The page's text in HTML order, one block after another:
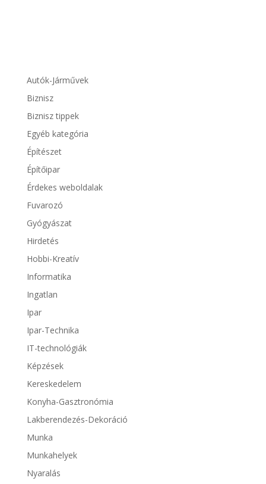
Autók-Járművek
Biznisz
Biznisz tippek
Egyéb kategória
Építészet
Építőipar
Érdekes weboldalak
Fuvarozó
Gyógyászat
Hirdetés
Hobbi-Kreatív
Informatika
Ingatlan
Ipar
Ipar-Technika
IT-technológiák
Képzések
Kereskedelem
Konyha-Gasztronómia
Lakberendezés-Dekoráció
Munka
Munkahelyek
Nyaralás